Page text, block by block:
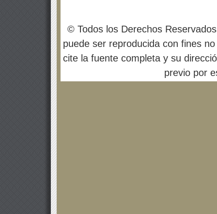
© Todos los Derechos
puede ser reproducida con fines
cite la fuente completa y su
previo por